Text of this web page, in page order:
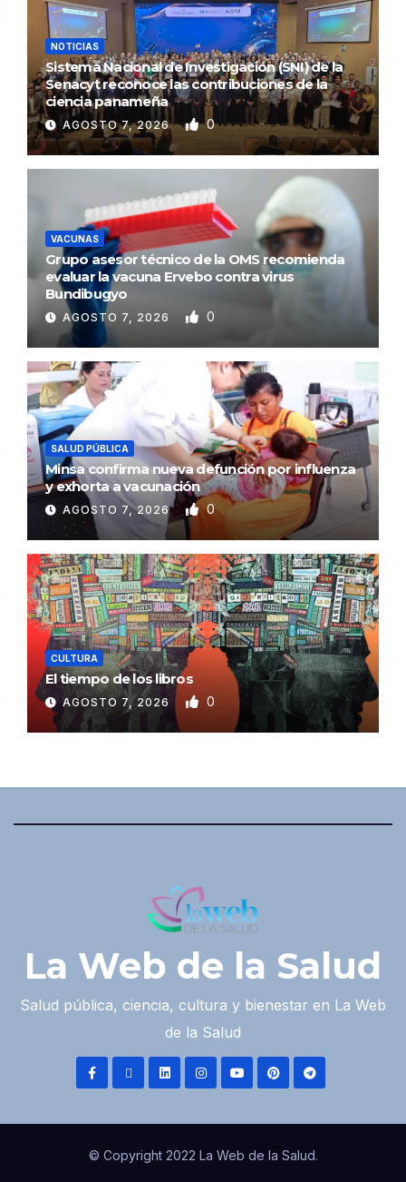
NOTICIAS
Sistema Nacional de Investigación (SNI) de la
Senacyt reconoce las contribuciones de la
ciencia panameña
AGOSTO 7, 2026 0
VACUNAS
Grupo asesor técnico de la OMS recomienda
evaluar la vacuna Ervebo contra virus
Bundibugyo
AGOSTO 7, 2026 0
SALUD PÚBLICA
Minsa confirma nueva defunción por influenza
y exhorta a vacunación
AGOSTO 7, 2026 0
CULTURA
El tiempo de los libros
AGOSTO 7, 2026 0
La Web de la Salud
Salud pública, ciencia, cultura y bienestar en La Web
de la Salud
© Copyright 2022 La Web de la Salud.